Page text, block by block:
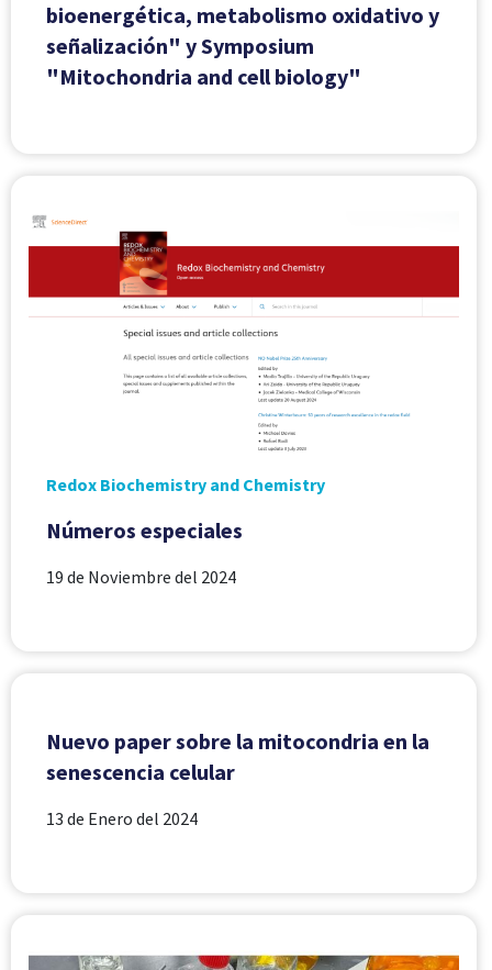
bioenergética, metabolismo oxidativo y
señalización" y Symposium
"Mitochondria and cell biology"
Redox Biochemistry and Chemistry
Números especiales
19 de Noviembre del 2024
Nuevo paper sobre la mitocondria en la
senescencia celular
13 de Enero del 2024